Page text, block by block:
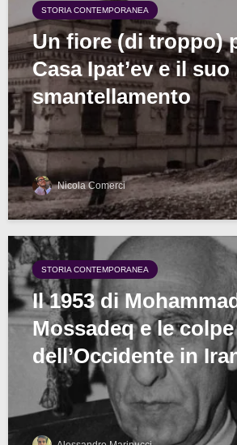
STORIA CONTEMPORANEA
Un fiore (di troppo)
Casa Ipat’ev e il suo
smantellamento
Nicola Comerci
STORIA CONTEMPORANEA
Il 1953 di
Mossadeq e le colpe
dell’Occidente in